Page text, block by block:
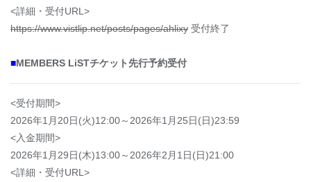
<詳細・受付URL>
https://www.vistlip.net/posts/pages/ahlixy 受付終了
■MEMBERS LiSTチケット先行予約受付
<受付期間>
2026年1月20日(火)12:00～2026年1月25日(日)23:59
<入金期間>
2026年1月29日(木)13:00～2026年2月1日(日)21:00
<詳細・受付URL>